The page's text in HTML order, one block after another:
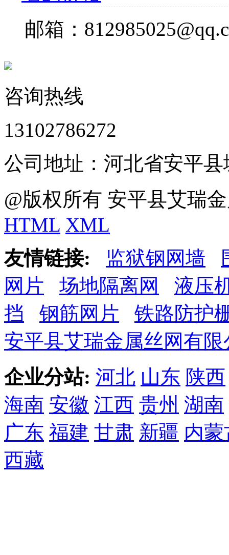
邮箱：
咨询热线
13102786272
公司地址：河北省安平
@版权所有 安平县艾瑞
HTML XML
友情链接:
监狱钢网墙
网片
场地隔离网
液压
挡
钢筋网片
铁路防护
安平县艾瑞金属丝网有限
企业分站: 河北 山东 陕西
海南 安徽 江西 贵州 湖南
广东 福建 甘肃 新疆 内蒙
西藏